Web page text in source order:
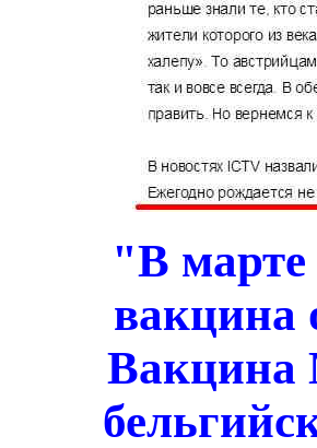
"В марте
вакцина
Вакцина